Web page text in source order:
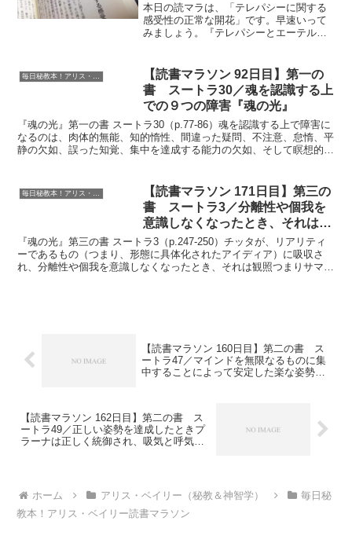
本日の読マラは、「テレパシーに関する
感受性の正常な開花」です。早速いって
みましょう。『テレパシーとエーテル
なオーラを生み出すことが必要である。
この言葉について深...
【読書マラソン 92日目】第一の
書 スートラ30／魂を認識する上
での９つの障害『魂の光』
『魂の光』第一の書 スートラ30（p.77-86）魂を認識する上で障害に
なるのは、肉体的無能、知的惰性、間違った疑問、不注意、怠惰、平
静の欠如、誤った知覚、集中を達成する能力の欠如、そして瞑想的な
【読書マラソン 171日目】第三の
書 スートラ3／分離性や個我を
意識しなくなったとき、それは観
照つまりサマーディと呼ばれる
『魂の光』
『魂の光』第三の書 スートラ3（p.247-250）チッタが、リアリティ
ーであるもの（つまり、形態に具体化されたアイディア）に吸収さ
れ、分離性や個我を意識しなくなったとき、それは観照つまりサマー
【読書マラソン 160日目】第二の書 ス
ートラ47／マインドを無限なるものに集
中することによって安定した楽な姿勢が
【読書マラソン 162日目】第二の書 ス
ートラ49／正しい姿勢を達成したときプ
ラーナは正しく統御され、吸気と呼気は
ホーム アリス・ベイリー（秘教＆神智学）
毎日秘
教本！アリス・ベイリー読書マラソン